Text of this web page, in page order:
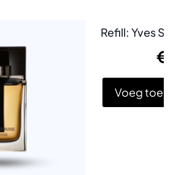
Refill: Yves
€
Voeg toe